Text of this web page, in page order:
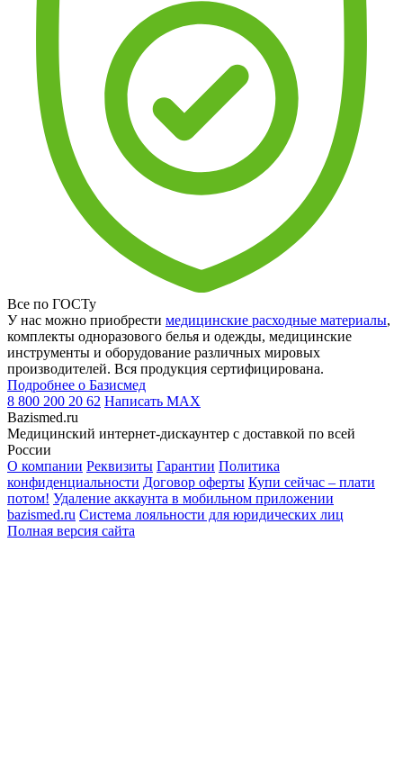
Все по ГОСТу
У нас можно приобрести медицинские расходные материалы,
комплекты одноразового белья и одежды, медицинские
инструменты и оборудование различных мировых
производителей. Вся продукция сертифицирована.
Подробнее о Базисмед
8 800 200 20 62 Написать MAX
Bazismed.ru
Медицинский интернет-дискаунтер с доставкой по всей
России
О компании Реквизиты Гарантии Политика
конфиденциальности Договор оферты Купи сейчас – плати
потом! Удаление аккаунта в мобильном приложении
bazismed.ru Система лояльности для юридических лиц
Полная версия сайта